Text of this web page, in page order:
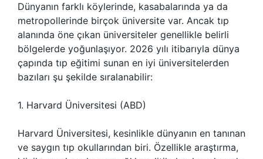
Dünyanın farklı köylerinde, kasabalarında ya da
metropollerinde birçok üniversite var. Ancak tıp
alanında öne çıkan üniversiteler genellikle belirli
bölgelerde yoğunlaşıyor. 2026 yılı itibarıyla dünya
çapında tıp eğitimi sunan en iyi üniversitelerden
bazıları şu şekilde sıralanabilir:
1. Harvard Üniversitesi (ABD)
Harvard Üniversitesi, kesinlikle dünyanın en tanınan
ve saygın tıp okullarından biri. Özellikle araştırma,